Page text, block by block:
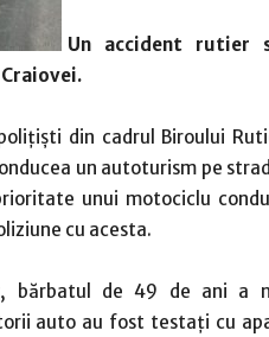
Un accident rutier
din cadrul Biroului
un autoturism pe
unui motociclu
cu acesta.
bărbatul de 49 de ani a
auto au fost testați cu